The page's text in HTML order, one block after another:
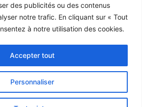
des publicités ou des contenus
notre trafic. En cliquant sur « Tout
à notre utilisation des cookies.
Personnaliser
Accepter tout
sommes-nous ?